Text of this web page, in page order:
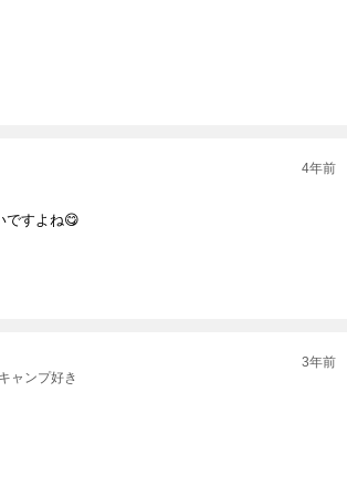
4年前
ですよね😋
ャンプ好き
3年前